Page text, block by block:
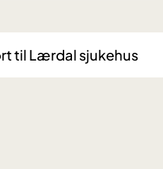
til Lærdal sjukehus